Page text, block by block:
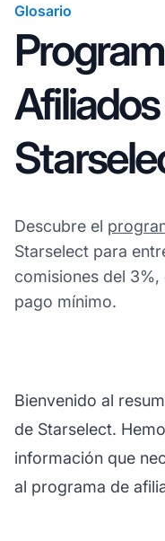
Glosario
Descubre el
Starselect para
comisiones del
pago mínimo.
Bienvenido al
de Starselect.
información que
al programa de